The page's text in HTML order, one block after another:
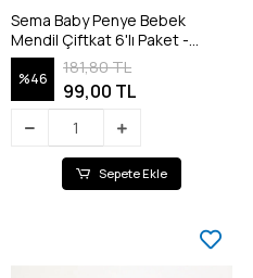
Sema Baby Penye Bebek
Mendil Çiftkat 6'lı Paket -
RENKLİ
%46
181,80 TL
99,00 TL
Sepete Ekle